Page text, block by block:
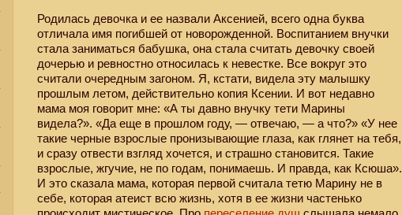
Родилась девочка и ее назвали Аксенией, всего одна буква
отличала имя погибшей от новорожденной. Воспитанием внучки
стала заниматься бабушка, она стала считать девочку своей
дочерью и ревностно относилась к невестке. Все вокруг это
считали очередным загоном. Я, кстати, видела эту малышку
прошлым летом, действительно копия Ксении. И вот недавно
мама моя говорит мне: «А ты давно внучку тети Марины
видела?». «Да еще в прошлом году, — отвечаю, — а что?» «У нее
такие черные взрослые пронизывающие глаза, как глянет на тебя,
и сразу отвести взгляд хочется, и страшно становится. Такие
взрослые, жгучие, не по годам, понимаешь. И правда, как Ксюша».
И это сказала мама, которая первой считала тетю Марину не в
себе, которая атеист всю жизнь, хотя в ее жизни частенько